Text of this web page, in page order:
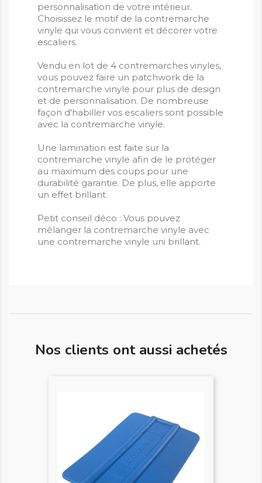
personnalisation de votre intérieur.
Choisissez le motif de la contremarche
vinyle qui vous convient et décorer votre
escaliers.
Vendu en lot de 4 contremarches vinyles,
vous pouvez faire un patchwork de la
contremarche vinyle pour plus de design
et de personnalisation. De nombreuse
façon d'habiller vos escaliers sont possible
avec la contremarche vinyle.
Une lamination est faite sur la
contremarche vinyle afin de le protéger
au maximum des coups pour une
durabilité garantie. De plus, elle apporte
un effet brillant.
Petit conseil déco : Vous pouvez
mélanger la contremarche vinyle avec
une contremarche vinyle uni brillant.
Nos clients ont aussi achetés